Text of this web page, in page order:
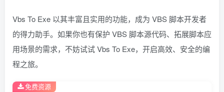
Vbs To Exe 以其丰富且实用的功能，成为 VBS 脚本开发者
的得力助手。如果你也有保护 VBS 脚本源代码、拓展脚本应
用场景的需求，不妨试试 Vbs To Exe，开启高效、安全的编
程之旅。
免费资源